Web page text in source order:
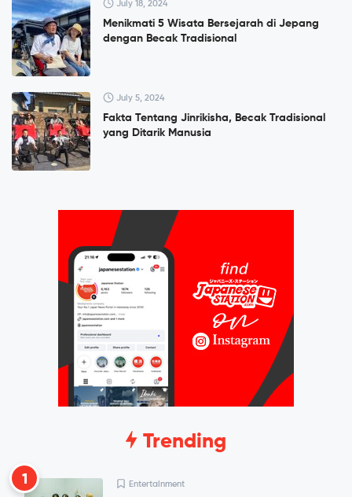
July 18, 2024
Menikmati 5 Wisata Bersejarah di Jepang
dengan Becak Tradisional
July 5, 2024
Fakta Tentang Jinrikisha, Becak Tradisional
yang Ditarik Manusia
Trending
1 Entertainment